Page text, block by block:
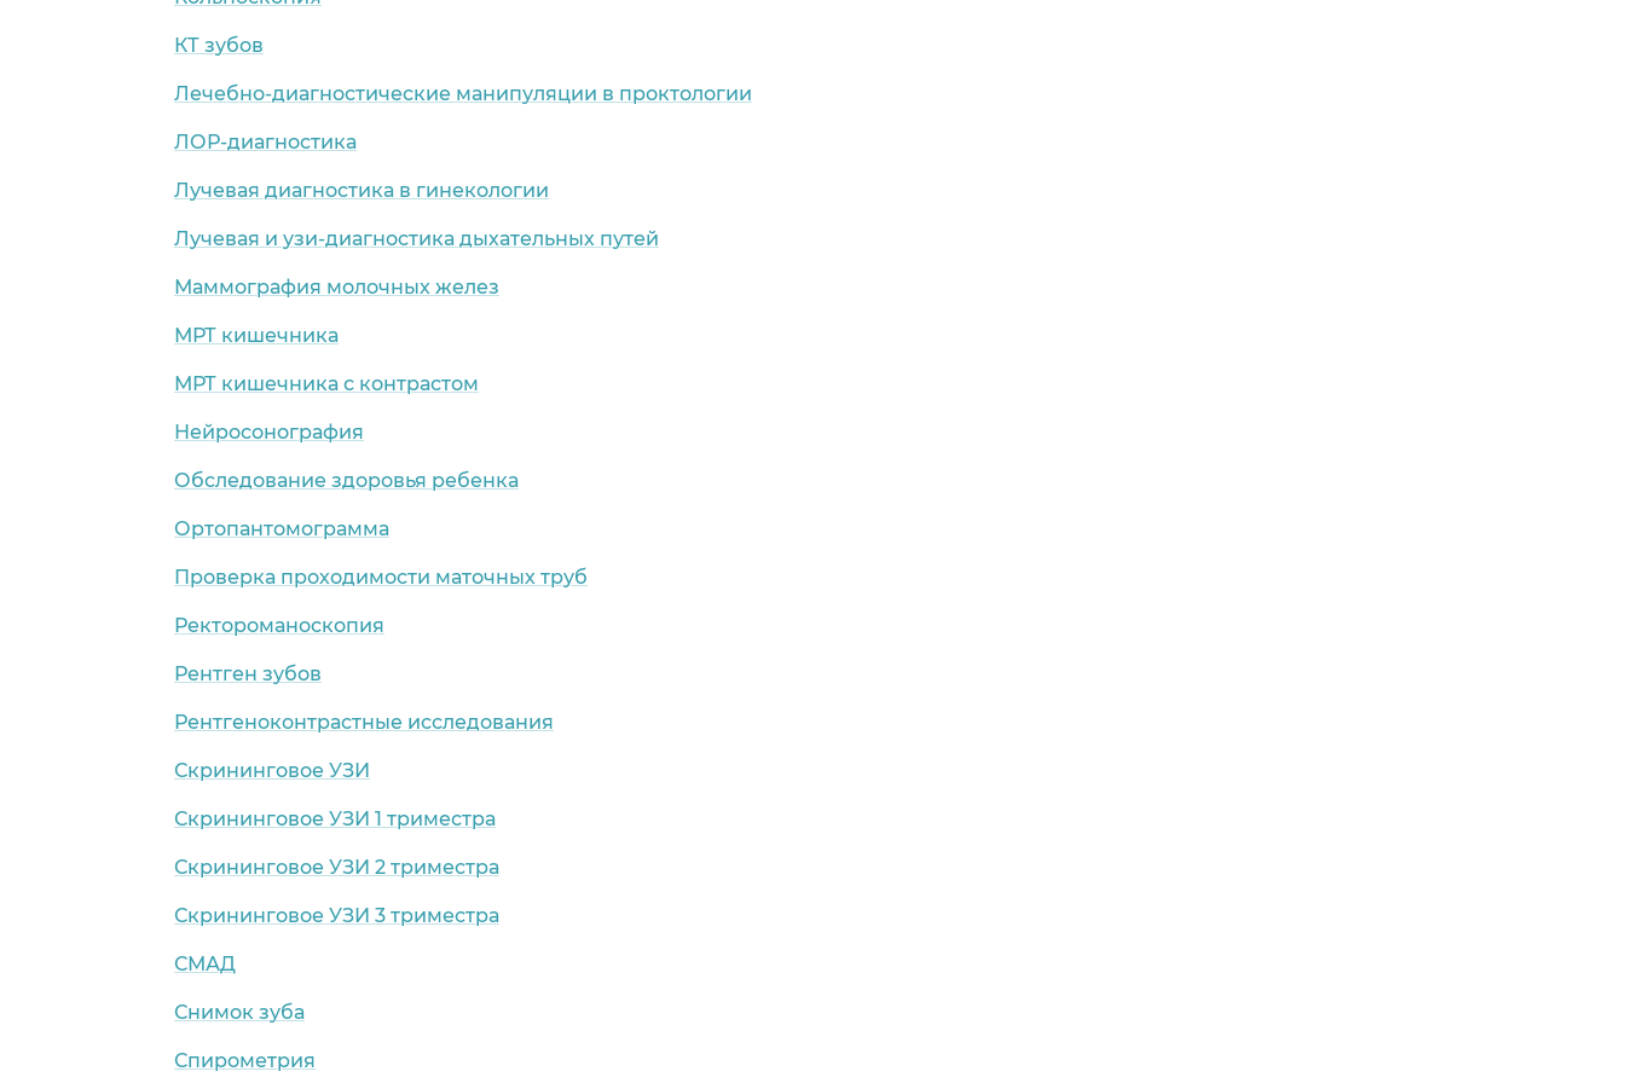
КТ зубов
Лечебно-диагностические манипуляции в проктологии
ЛОР-диагностика
Лучевая диагностика в гинекологии
Лучевая и узи-диагностика дыхательных путей
Маммография молочных желез
МРТ кишечника
МРТ кишечника с контрастом
Нейросонография
Обследование здоровья ребенка
Ортопантомограмма
Проверка проходимости маточных труб
Ректороманоскопия
Рентген зубов
Рентгеноконтрастные исследования
Скрининговое УЗИ
Скрининговое УЗИ 1 триместра
Скрининговое УЗИ 2 триместра
Скрининговое УЗИ 3 триместра
СМАД
Снимок зуба
Спирометрия